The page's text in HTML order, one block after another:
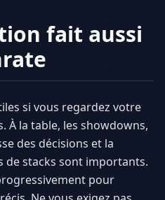
fait aussi
si vous regardez votre
À la table, les showdowns,
des décisions et la
de stacks sont importants.
pour